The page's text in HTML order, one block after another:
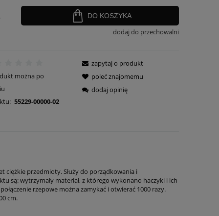
DO KOSZYKA
dodaj do przechowalni
można po
55229-00000-02
zapytaj o produkt
poleć znajomemu
dodaj opinię
ciężkie przedmioty. Służy do porządkowania i
są: wytrzymały materiał, z którego wykonano haczyki i ich
rzepowe można zamykać i otwierać 1000 razy.
cm.